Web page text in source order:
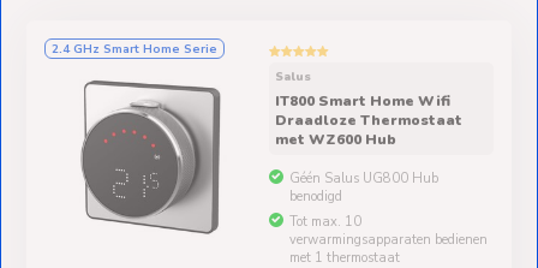
Ventilators
Spoed- en
Weekendleveringen
2.4 GHz Smart Home Serie
Salus
IT800 Smart Home Wifi
Draadloze Thermostaat
met WZ600 Hub
Géén Salus UG800 Hub
benodigd
Tot max. 10
verwarmingsapparaten bedienen
met 1 thermostaat